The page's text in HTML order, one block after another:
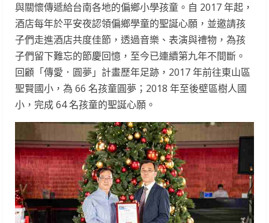
與關懷傳遞給台南各地的偏鄉小學孩童。自 2017 年起，
酒店每年於平安夜認領偏鄉學童的聖誕心願，並邀請孩
子們走進酒店共度佳節，透過音樂、表演與禮物，為孩
子們留下難忘的節慶回憶，至今已連續第九年不間斷。
回顧「傳愛．圓夢」計畫歷年足跡，2017 年前往東山區
聖賢國小，為 66 名孩童圓夢；2018 年至後壁區樹人國
小，完成 64 名孩童的聖誕心願。